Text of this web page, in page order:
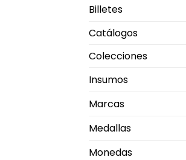
Billetes
Catálogos
Colecciones
Insumos
Marcas
Medallas
Monedas